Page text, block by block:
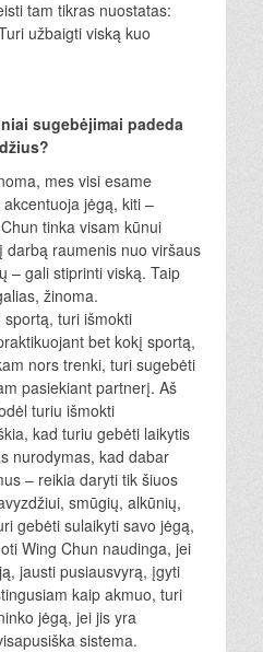
tam tikras nuostatas:
užbaigti viską kuo
sugebėjimai padeda
mes visi esame
jėgą, kiti –
tinka visam kūnui
darbą raumenis nuo viršaus
– gali stiprinti viską. Taip
žinoma.
turi išmokti
bet kokį sportą,
nors trenki, turi sugebėti
pasiekiant partnerį. Aš
turiu išmokti
kad turiu gebėti laikytis
nurodymas, kad dabar
– reikia daryti tik šiuos
smūgių, alkūnių,
gebėti sulaikyti savo jėgą,
Wing Chun naudinga, jei
jausti pusiausvyrą, įgyti
kaip akmuo, turi
jėgą, jei jis yra
sistema.